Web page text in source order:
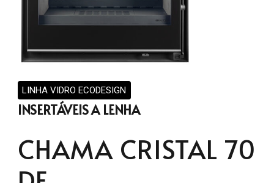
LINHA VIDRO ECODESIGN
INSERTÁVEIS A LENHA
CHAMA CRISTAL 70